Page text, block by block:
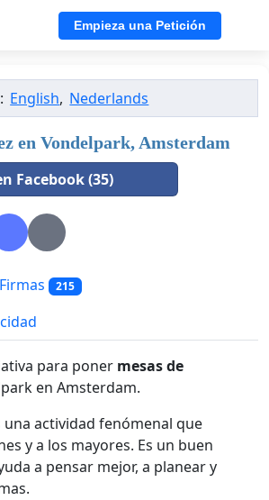
Empieza una Petición
: English, Nederlands
en Vondelpark, Amsterdam
Facebook (35)
Firmas 215
para poner mesas de
en Amsterdam.
una actividad fenómenal que
y a los mayores. Es un buen
a pensar mejor, a planear y